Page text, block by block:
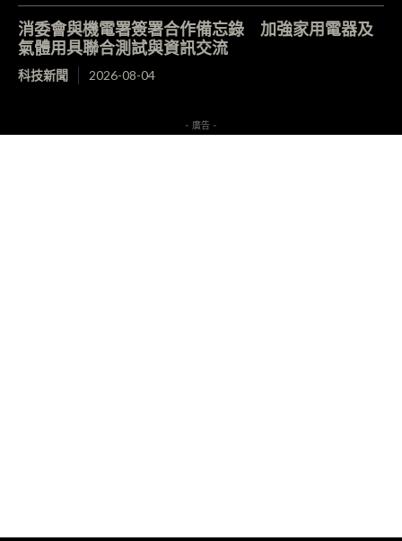
消委會與機電署簽署合作備忘錄 加強家用電器及
氣體用具聯合測試與資訊交流
科技新聞 2026-08-04
- 廣告 -